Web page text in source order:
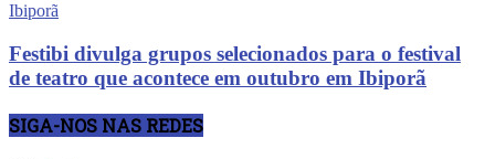
Ibiporã
Festibi divulga grupos selecionados para o festival
de teatro que acontece em outubro em Ibiporã
SIGA-NOS NAS REDES